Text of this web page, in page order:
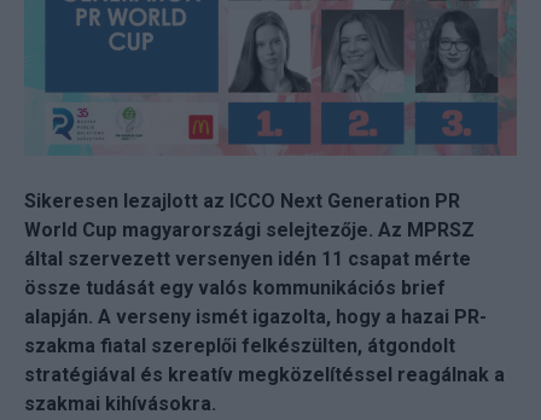
Sikeresen lezajlott az ICCO Next Generation PR
World Cup magyarországi selejtezője. Az MPRSZ
által szervezett versenyen idén 11 csapat mérte
össze tudását egy valós kommunikációs brief
alapján. A verseny ismét igazolta, hogy a hazai PR-
szakma fiatal szereplői felkészülten, átgondolt
stratégiával és kreatív megközelítéssel reagálnak a
szakmai kihívásokra.